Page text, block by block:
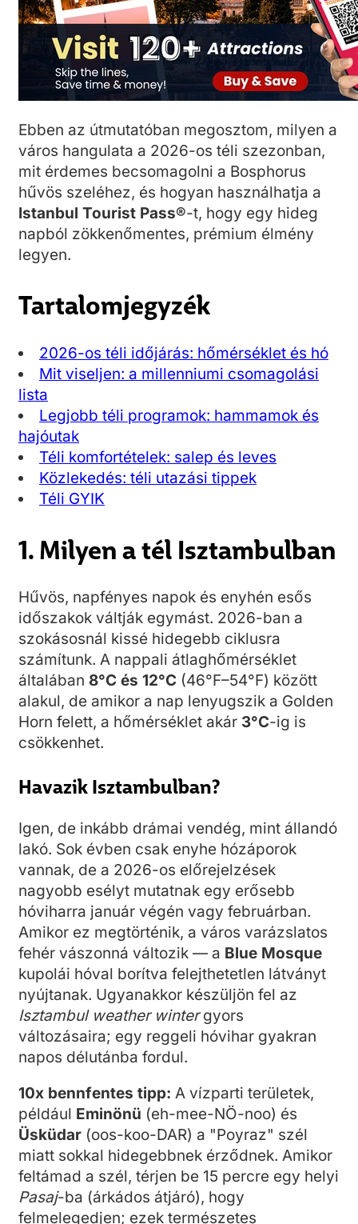
Ebben az útmutatóban megosztom, milyen a
város hangulata a 2026-os téli szezonban,
mit érdemes becsomagolni a Bosphorus
hűvös szeléhez, és hogyan használhatja a
Istanbul Tourist Pass®-t, hogy egy hideg
napból zökkenőmentes, prémium élmény
legyen.
Tartalomjegyzék
2026-os téli időjárás: hőmérséklet és hó
Mit viseljen: a millenniumi csomagolási
lista
Legjobb téli programok: hammamok és
hajóutak
Téli komfortételek: salep és leves
Közlekedés: téli utazási tippek
Téli GYIK
1. Milyen a tél Isztambulban
Hűvös, napfényes napok és enyhén esős
időszakok váltják egymást. 2026-ban a
szokásosnál kissé hidegebb ciklusra
számítunk. A nappali átlaghőmérséklet
általában 8°C és 12°C (46°F–54°F) között
alakul, de amikor a nap lenyugszik a Golden
Horn felett, a hőmérséklet akár 3°C-ig is
csökkenhet.
Havazik Isztambulban?
Igen, de inkább drámai vendég, mint állandó
lakó. Sok évben csak enyhe hózáporok
vannak, de a 2026-os előrejelzések
nagyobb esélyt mutatnak egy erősebb
hóviharra január végén vagy februárban.
Amikor ez megtörténik, a város varázslatos
fehér vászonná változik — a Blue Mosque
kupolái hóval borítva felejthetetlen látványt
nyújtanak. Ugyanakkor készüljön fel az
Isztambul weather wintergyors
változásaira; egy reggeli hóvihar gyakran
napos délutánba fordul.
10x bennfentes tipp: A vízparti területek,
például Eminönü (eh-mee-NÖ-noo) és
Üsküdar (oos-koo-DAR) a "Poyraz" szél
miatt sokkal hidegebbnek érződnek. Amikor
feltámad a szél, térjen be 15 percre egy helyi
Pasaj-ba (árkádos átjáró), hogy
felmelegedjen; ezek természetes